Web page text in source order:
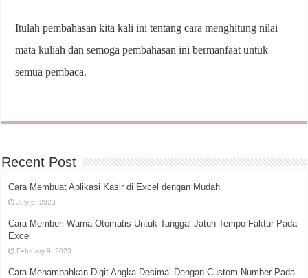
Itulah pembahasan kita kali ini tentang cara menghitung nilai
mata kuliah dan semoga pembahasan ini bermanfaat untuk
semua pembaca.
Recent Post
Cara Membuat Aplikasi Kasir di Excel dengan Mudah
July 6, 2023
Cara Memberi Warna Otomatis Untuk Tanggal Jatuh Tempo Faktur Pada
Excel
February 9, 2023
Cara Menambahkan Digit Angka Desimal Dengan Custom Number Pada